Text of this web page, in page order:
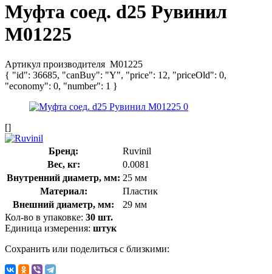
Муфта соед. d25 Рувинил
М01225
Артикул производителя М01225
{ "id": 36685, "canBuy": "Y", "price": 12, "priceOld": 0,
"economy": 0, "number": 1 }
[]
Бренд:
Ruvinil
Вес, кг:
0.0081
Внутренний диаметр, мм: 25 мм
Материал:
Пластик
Внешний диаметр, мм:
29 мм
Кол-во в упаковке: 30 шт.
Единица измерения: штук
Сохранить или поделиться с близкими: